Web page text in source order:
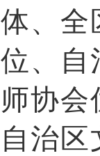
体、全
位、自
师协
自治